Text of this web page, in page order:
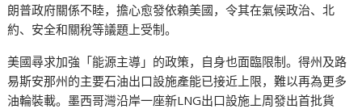
朗普政府關係不睦，擔心愈發依賴美國，令其在氣候政治、北
約、安全和關稅等議題上受制。
美國尋求加強「能源主導」的政策，自身也面臨限制。得州及路
易斯安那州的主要石油出口設施產能已接近上限，難以再為更多
油輪裝載。墨西哥灣沿岸一座新LNG出口設施上周發出首批貨